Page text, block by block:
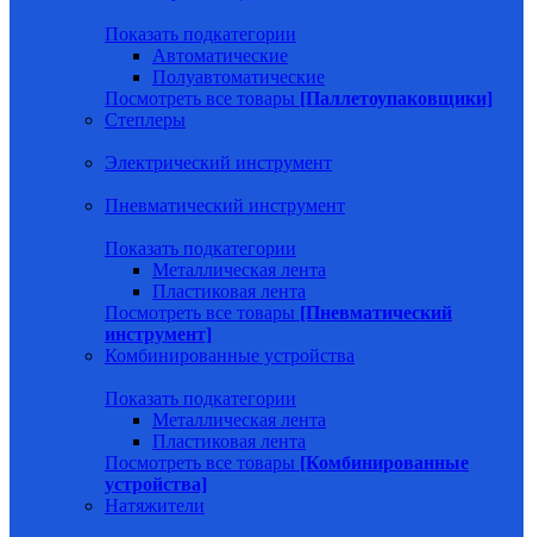
Показать подкатегории
Автоматические
Полуавтоматические
Посмотреть все товары [Паллетоупаковщики]
Степлеры
Электрический инструмент
Пневматический инструмент
Показать подкатегории
Металлическая лента
Пластиковая лента
Посмотреть все товары [Пневматический
инструмент]
Комбинированные устройства
Показать подкатегории
Металлическая лента
Пластиковая лента
Посмотреть все товары [Комбинированные
устройства]
Натяжители